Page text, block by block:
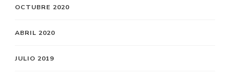
OCTUBRE 2020
ABRIL 2020
JULIO 2019